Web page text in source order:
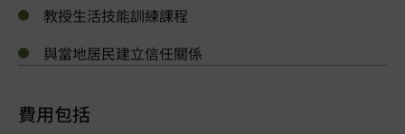
教授生活技能訓練課程
與當地居民建立信任關係
費用包括